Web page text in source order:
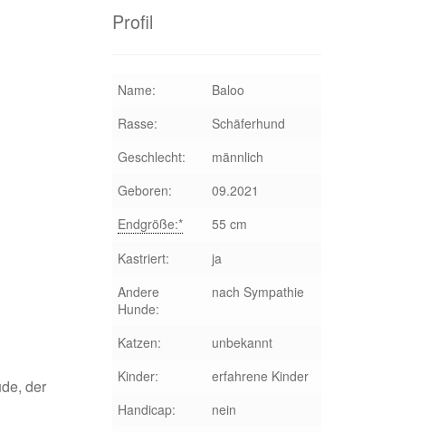
der
Profil
Name:
Baloo
Rasse:
Schäferhund
Geschlecht:
männlich
Geboren:
09.2021
Endgröße:*
55 cm
Kastriert:
ja
Andere
Hunde:
nach Sympathie
Katzen:
unbekannt
Kinder:
erfahrene Kinder
Handicap:
nein